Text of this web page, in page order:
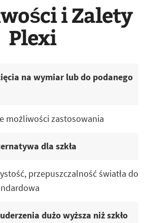
i Zalety
Plexi
na wymiar lub do podanego
możliwości zastosowania
dla szkła
przepuszczalność światła do
dużo wyższa niż szkło